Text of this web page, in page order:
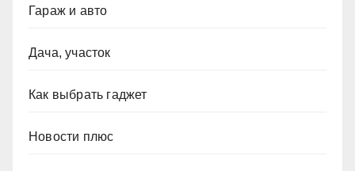
Гараж и авто
Дача, участок
Как выбрать гаджет
Новости плюс